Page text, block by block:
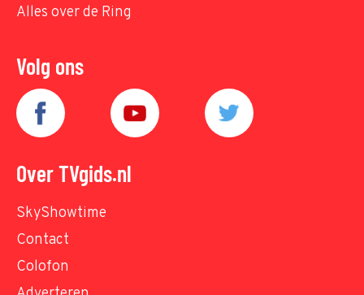
Alles over de Ring
Volg ons
Over TVgids.nl
SkyShowtime
Contact
Colofon